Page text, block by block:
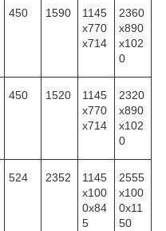
450 1590
1145
x770
x714
2360
x890
x102
0
450 1520
1145
x770
x714
2320
x890
x102
0
524 2352
1145
x100
0x84
5
2555
x100
0x11
50